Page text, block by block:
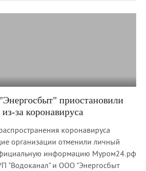
приостановили
за коронавируса
коронавируса
организации отменили личный
информацию Муром24.рф
"Водоканал" и ООО "Энергосбыт